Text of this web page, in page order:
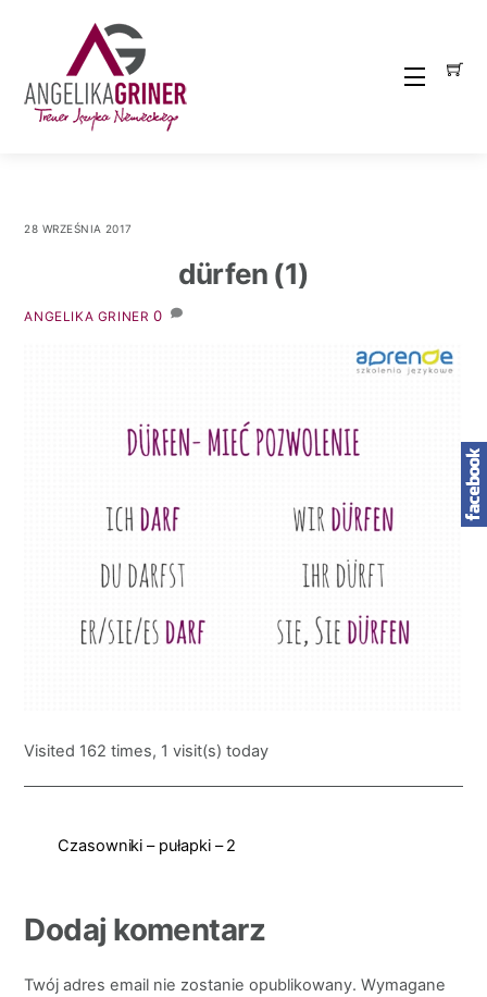
Menu
28 WRZEŚNIA 2017
dürfen (1)
ANGELIKA GRINER 0
Visited 162 times, 1 visit(s) today
Czasowniki – pułapki – 2
Dodaj komentarz
Twój adres email nie zostanie opublikowany. Wymagane